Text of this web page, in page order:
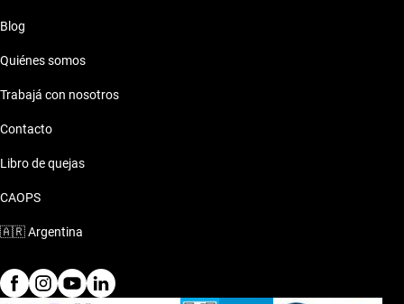
Blog
Quiénes somos
Trabajá con nosotros
Contacto
Libro de quejas
CAOPS
🇦🇷Argentina